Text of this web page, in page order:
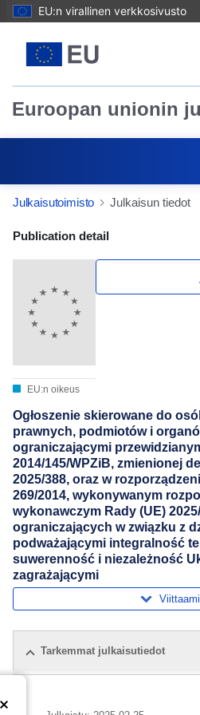
EU:n virallinen verkkosivusto
Euroopan unionin
Julkaisutoimisto Julkaisun tiedot
Publication Detail
Publication detail
EU:n oikeus
Ogłoszenie skierowane do
prawnych, podmiotów i
ograniczającymi
2014/145/WPZiB, zmienionej
2025/388, oraz w
269/2014, wykonywanym
wykonawczym Rady (UE)
ograniczających w związku z
podważającymi integralność
suwerenność i niezależność
zagrażającymi
Tarkemmat julkaisutiedot